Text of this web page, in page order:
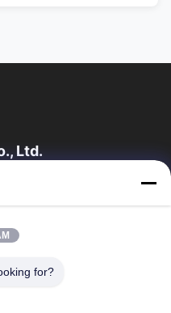
Ltd.
Di Noi
Della Qualità
for?